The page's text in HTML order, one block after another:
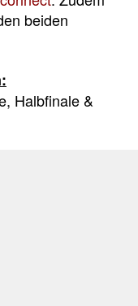
beiden
Halbfinale &